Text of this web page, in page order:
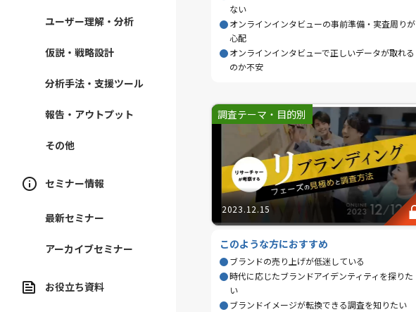
ユーザー理解・分析
仮説・戦略設計
分析手法・支援ツール
報告・アウトプット
その他
セミナー情報
最新セミナー
アーカイブセミナー
お役立ち資料
ない
オンラインインタビューの事前準備・実査周りが
心配
オンラインインタビューで正しいデータが取れる
のか不安
調査テーマ・目的別
2023.12.15
このような方におすすめ
ブランドの売り上げが低迷している
時代に応じたブランドアイデンティティを探りた
い
ブランドイメージが転換できる調査を知りたい